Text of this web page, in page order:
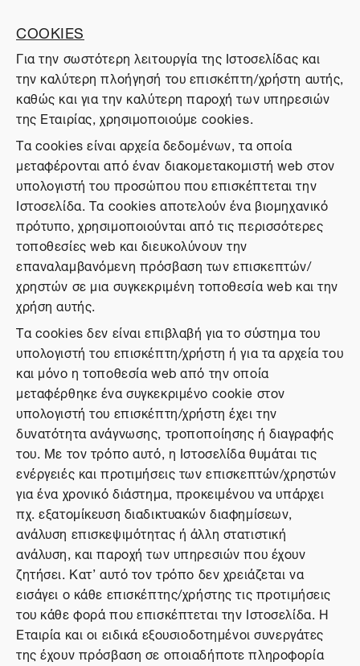
COOKIES
Για την σωστότερη λειτουργία της Ιστοσελίδας και
την καλύτερη πλοήγησή του επισκέπτη/χρήστη αυτής,
καθώς και για την καλύτερη παροχή των υπηρεσιών
της Εταιρίας, χρησιμοποιούμε cookies.
Τα cookies είναι αρχεία δεδομένων, τα οποία
μεταφέρονται από έναν διακομετακομιστή web στον
υπολογιστή του προσώπου που επισκέπτεται την
Ιστοσελίδα. Τα cookies αποτελούν ένα βιομηχανικό
πρότυπο, χρησιμοποιούνται από τις περισσότερες
τοποθεσίες web και διευκολύνουν την
επαναλαμβανόμενη πρόσβαση των επισκεπτών/
χρηστών σε μια συγκεκριμένη τοποθεσία web και την
χρήση αυτής.
Τα cookies δεν είναι επιβλαβή για το σύστημα του
υπολογιστή του επισκέπτη/χρήστη ή για τα αρχεία του
και μόνο η τοποθεσία web από την οποία
μεταφέρθηκε ένα συγκεκριμένο cookie στον
υπολογιστή του επισκέπτη/χρήστη έχει την
δυνατότητα ανάγνωσης, τροποποίησης ή διαγραφής
του. Με τον τρόπο αυτό, η Ιστοσελίδα θυμάται τις
ενέργειές και προτιμήσεις των επισκεπτών/χρηστών
για ένα χρονικό διάστημα, προκειμένου να υπάρχει
πχ. εξατομίκευση διαδικτυακών διαφημίσεων,
ανάλυση επισκεψιμότητας ή άλλη στατιστική
ανάλυση, και παροχή των υπηρεσιών που έχουν
ζητήσει. Κατ’ αυτό τον τρόπο δεν χρειάζεται να
εισάγει ο κάθε επισκέπτης/χρήστης τις προτιμήσεις
του κάθε φορά που επισκέπτεται την Ιστοσελίδα. Η
Εταιρία και οι ειδικά εξουσιοδοτημένοι συνεργάτες
της έχουν πρόσβαση σε οποιαδήποτε πληροφορία